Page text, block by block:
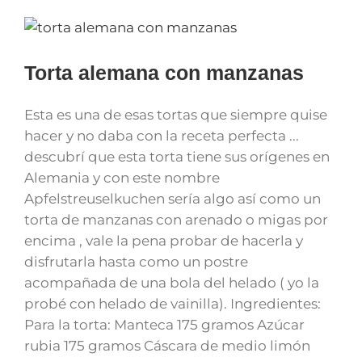
Torta alemana con manzanas
Esta es una de esas tortas que siempre quise
hacer y no daba con la receta perfecta ...
descubrí que esta torta tiene sus orígenes en
Alemania y con este nombre
Apfelstreuselkuchen sería algo así como un
torta de manzanas con arenado o migas por
encima , vale la pena probar de hacerla y
disfrutarla hasta como un postre
acompañada de una bola del helado ( yo la
probé con helado de vainilla). Ingredientes:
Para la torta: Manteca 175 gramos Azúcar
rubia 175 gramos Cáscara de medio limón